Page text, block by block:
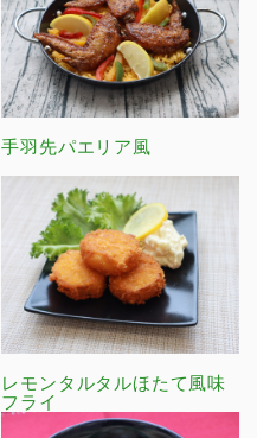
手羽先パエリア風
レモンタルタルほたて風味
フライ